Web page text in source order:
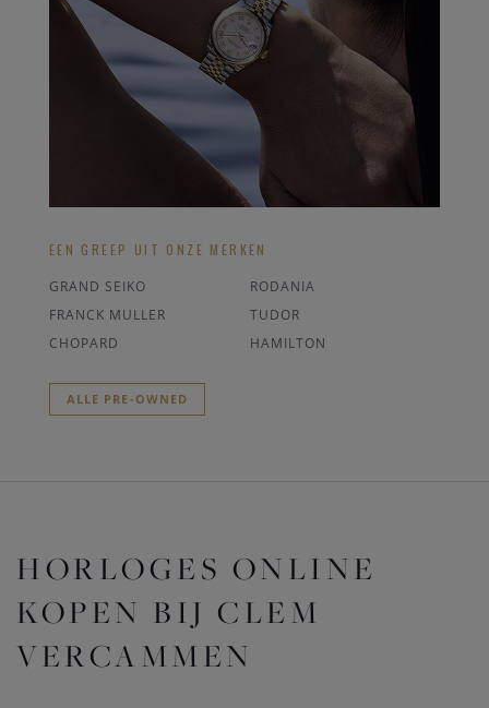
EEN GREEP UIT ONZE MERKEN
GRAND SEIKO
RODANIA
FRANCK MULLER
TUDOR
CHOPARD
HAMILTON
ALLE PRE-OWNED
HORLOGES ONLINE
KOPEN BIJ CLEM
VERCAMMEN